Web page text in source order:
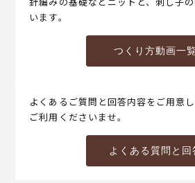
います。
つくり方動画一
よくあるご質問と回答内容をご用意
ご利用くださいませ。
よくある質問と回